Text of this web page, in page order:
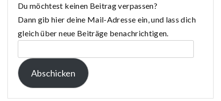
Du möchtest keinen Beitrag verpassen?
Dann gib hier deine Mail-Adresse ein, und lass dich
gleich über neue Beiträge benachrichtigen.
Mail-
Adresse:
Abschicken